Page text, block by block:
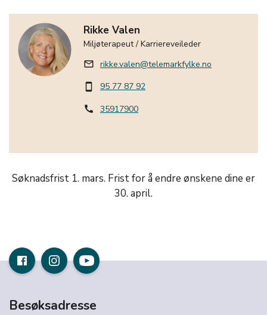
Rikke Valen
Miljøterapeut / Karriereveileder
mail_outline rikke.valen@telemarkfylke.no
smartphone 95 77 87 92
call 35917900
Søknadsfrist 1. mars. Frist for å endre ønskene dine er
30. april.
Besøksadresse